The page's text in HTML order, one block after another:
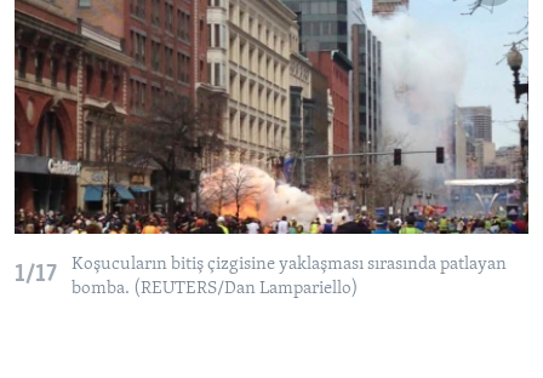
1/17
Koşucuların bitiş çizgisine yaklaşması sırasında patlayan
bomba. (REUTERS/Dan Lampariello)